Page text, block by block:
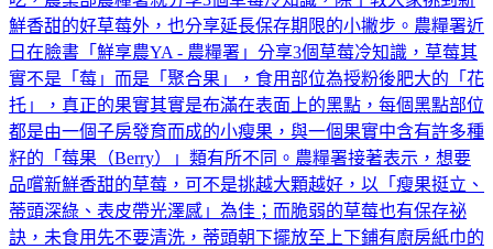
鮮香甜的好草莓外，也分享延長保存期限的小撇步。農糧署近
日在臉書「鮮享農YA - 農糧署」分享3個草莓冷知識，草莓其
實不是「莓」而是「聚合果」，食用部位為授粉後肥大的「花
托」，真正的果實其實是布滿在表面上的黑點，每個黑點部位
都是由一個子房發育而成的小瘦果，與一個果實中含有許多種
籽的「莓果（Berry）」類有所不同。農糧署接著表示，想要
品嚐新鮮香甜的草莓，可不是挑越大顆越好，以「瘦果挺立、
蒂頭深綠、表皮帶光澤感」為佳；而脆弱的草莓也有保存祕
訣，未食用先不要清洗，蒂頭朝下擺放至上下鋪有廚房紙巾的